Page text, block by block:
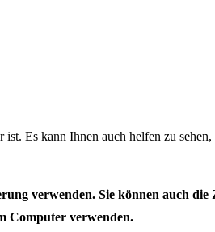
ist. Es kann Ihnen auch helfen zu
verwenden. Sie können auch die
Computer verwenden.